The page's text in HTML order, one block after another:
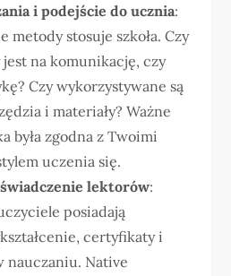
i podejście do ucznia:
metody stosuje szkoła. Czy
jest na komunikację, czy
Czy wykorzystywane są
i materiały? Ważne
była zgodna z Twoimi
uczenia się.
lektorów:
posiadają
certyfikaty i
nauczaniu. Native